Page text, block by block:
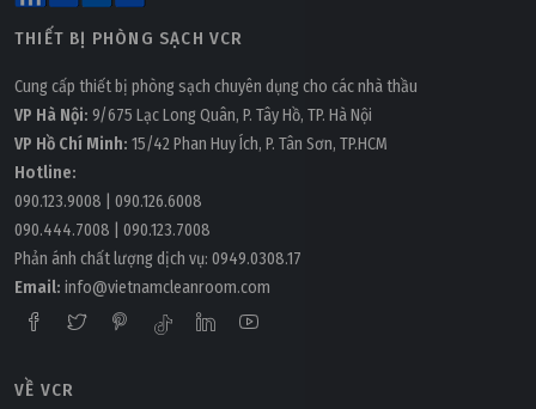
THIẾT BỊ PHÒNG SẠCH VCR
Cung cấp thiết bị phòng sạch chuyên dụng cho các nhà thầu
VP Hà Nội: 9/675 Lạc Long Quân, P. Tây Hồ, TP. Hà Nội
VP Hồ Chí Minh: 15/42 Phan Huy Ích, P. Tân Sơn, TP.HCM
Hotline:
090.123.9008
090.126.6008
090.444.7008
090.123.7008
Phản ánh chất lượng dịch vụ: 0949.0308.17
Email: info@vietnamcleanroom.com
VỀ VCR